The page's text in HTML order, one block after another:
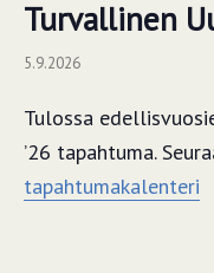
Turvallinen
5.9.2026
Tulossa
’26 tapahtuma.
tapahtumakalenteri